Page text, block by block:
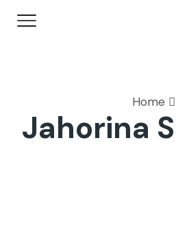
Home
Jahorina